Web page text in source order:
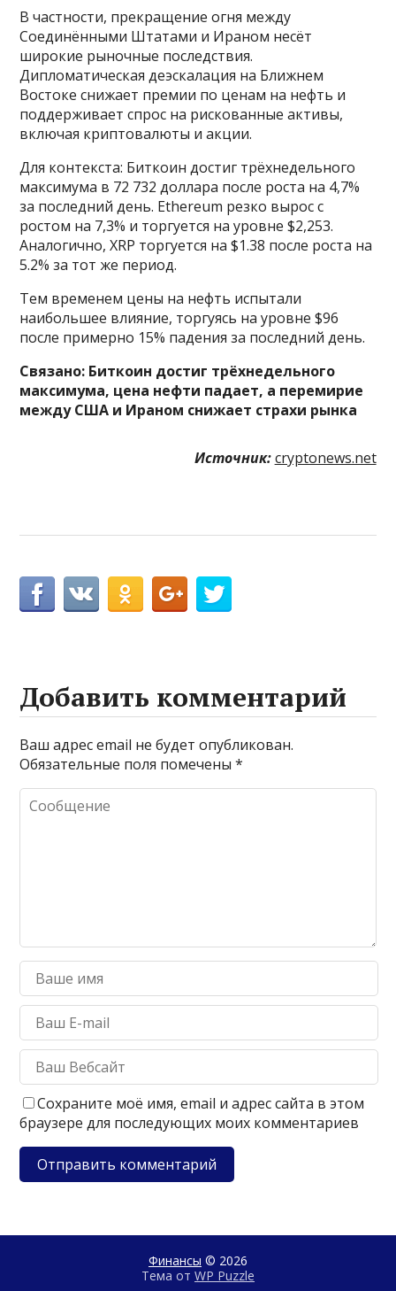
В частности, прекращение огня между
Соединёнными Штатами и Ираном несёт
широкие рыночные последствия.
Дипломатическая деэскалация на Ближнем
Востоке снижает премии по ценам на нефть и
поддерживает спрос на рискованные активы,
включая криптовалюты и акции.
Для контекста: Биткоин достиг трёхнедельного
максимума в 72 732 доллара после роста на 4,7%
за последний день. Ethereum резко вырос с
ростом на 7,3% и торгуется на уровне $2,253.
Аналогично, XRP торгуется на $1.38 после роста на
5.2% за тот же период.
Тем временем цены на нефть испытали
наибольшее влияние, торгуясь на уровне $96
после примерно 15% падения за последний день.
Связано: Биткоин достиг трёхнедельного
максимума, цена нефти падает, а перемирие
между США и Ираном снижает страхи рынка
Источник: cryptonews.net
Добавить комментарий
Ваш адрес email не будет опубликован.
Обязательные поля помечены*
Сохраните моё имя, email и адрес сайта в этом
браузере для последующих моих комментариев
Финансы © 2026
Тема от WP Puzzle